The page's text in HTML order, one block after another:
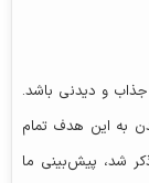
جذاب و دیدنی باشد.
به این هدف تمام
شد، پیش‌بینی ما